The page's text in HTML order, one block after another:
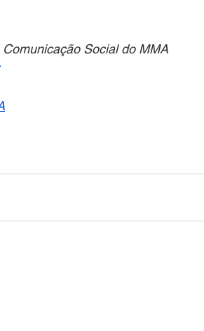
Social do MMA